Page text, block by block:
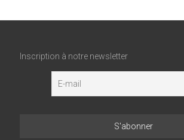
Inscription à notre newsletter